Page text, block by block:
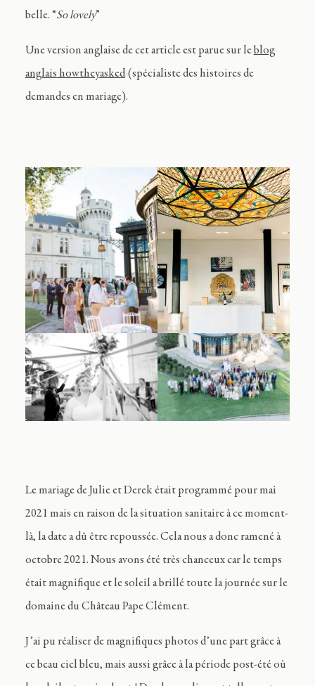
belle. “So lovely”
Une version anglaise de cet article est parue sur leblog
anglais howtheyasked(spécialiste des histoires de
demandes en mariage).
Le mariage de Julie et Derek était programmé pour mai
2021 mais en raison de la situation sanitaire à ce moment-
là, la date a dû être repoussée. Cela nous a donc ramené à
octobre 2021. Nous avons été très chanceux car le temps
était magnifique et le soleil a brillé toute la journée sur le
domaine du Château Pape Clément.
J’ai pu réaliser de magnifiques photos d’une part grâce à
ce beau ciel bleu, mais aussi grâce à la période post-été où